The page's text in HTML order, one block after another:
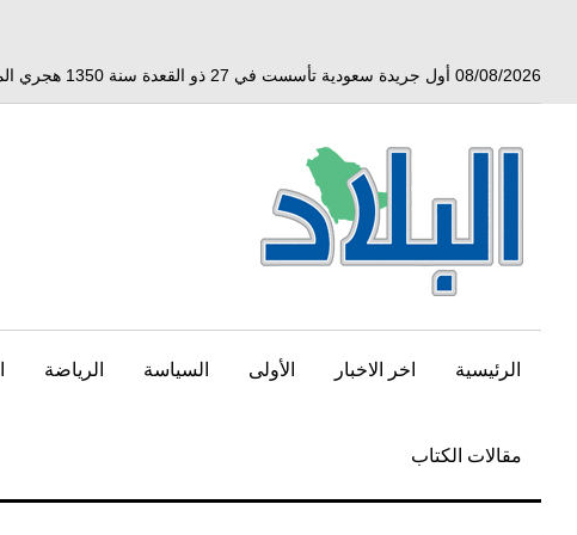
08/08/2026 أول جريدة سعودية تأسست في 27 ذو القعدة سنة 1350 هجري الموافق 3 أبريل 1932 ميلادي
الرئيسية اخر الاخبار الأولى السياسة الرياضة
مقالات الكتاب